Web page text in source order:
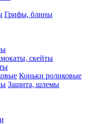
Грифы, блины
скейты
Коньки роликовые
Защита, шлемы